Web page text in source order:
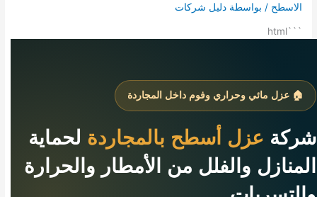
الاسطح / بواسطة دليل شركات
```html
🏠 عزل مائي وحراري وفوم داخل المجاردة
شركة عزل أسطح بالمجاردة لحماية
المنازل والفلل من الأمطار والحرارة